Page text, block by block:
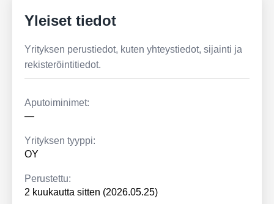
Yleiset tiedot
Yrityksen perustiedot, kuten yhteystiedot, sijainti ja
rekisteröintitiedot.
Aputoiminimet:
—
Yrityksen tyyppi:
OY
Perustettu:
2 kuukautta sitten (2026.05.25)